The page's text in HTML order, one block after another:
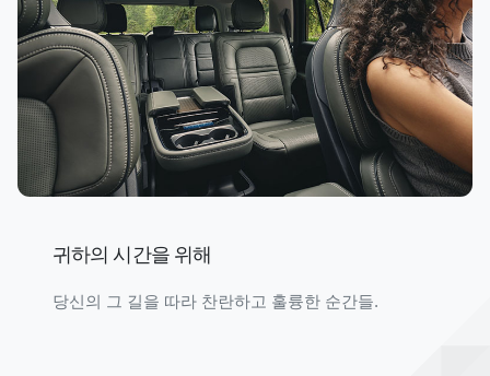
귀하의 시간을 위해
당신의 그 길을 따라 찬란하고 훌륭한 순간들.